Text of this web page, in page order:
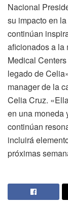
Nacional
su impacto en
continúan
aficionados a la
Medical
legado de
manager de la
Celia Cruz.
en una moneda
continúan
incluirá
próximas